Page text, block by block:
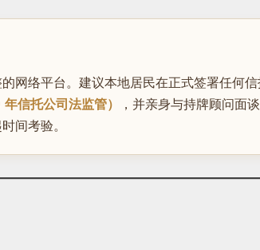
网络平台。建议本地居民在正式签署任何信
信托公司法监管）
，并亲身与持牌顾问面
间考验。